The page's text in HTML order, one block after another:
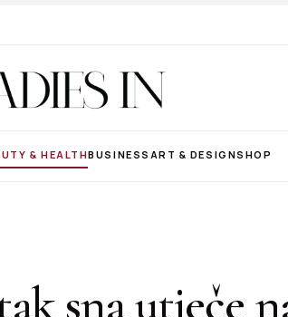
& HEALTHBUSINESS ART & DESIGNSHOP
sna utječe